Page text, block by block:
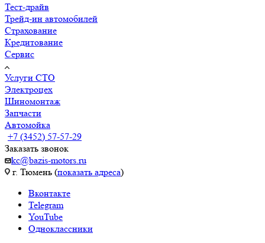
Тест-драйв
Трейд-ин автомобилей
Страхование
Кредитование
Сервис
Услуги СТО
Электроцех
Шиномонтаж
Запчасти
Автомойка
+7 (3452) 57-57-29
Заказать звонок
kc@bazis-motors.ru
г. Тюмень (показать адреса)
Вконтакте
Telegram
YouTube
Одноклассники